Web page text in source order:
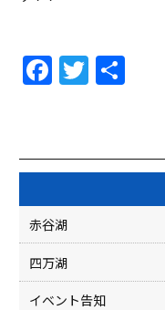
F
a
e
b
o
o
k
T
w
er
赤谷湖
四万湖
イベント告知